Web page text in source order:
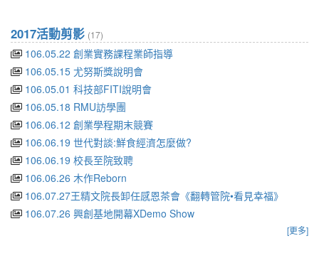
2017活動剪影 (17)
106.05.22 創業實務課程業師指導
106.05.15 尤努斯獎說明會
106.05.01 科技部FITI說明會
106.05.18 RMU訪學團
106.06.12 創業學程期末競賽
106.06.19 世代對談:鮮食經濟怎麼做?
106.06.19 校長至院致聘
106.06.26 木作Reborn
106.07.27王精文院長卸任感恩茶會《翻轉管院•看見幸福》
106.07.26 興創基地開幕XDemo Show
[更多]